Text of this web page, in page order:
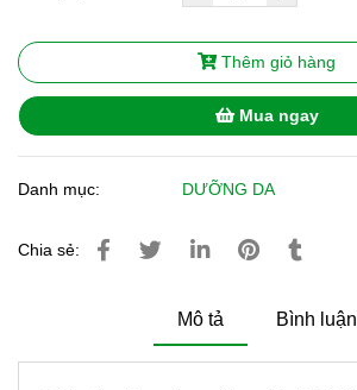
Thêm giỏ hàng
Mua ngay
Danh mục: DƯỠNG DA
Chia sẻ:
Mô tả Bình luận